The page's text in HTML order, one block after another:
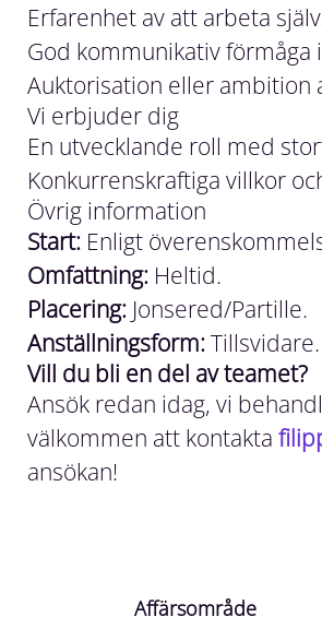
Erfarenhet av att arbeta
God kommunikativ förmåga
Auktorisation eller ambition
Vi erbjuder dig
En utvecklande roll med
Konkurrenskraftiga villkor
Övrig information
Start: Enligt
Omfattning: Heltid.
Placering: Jonsered/Partille.
Anställningsform:Tillsvidare.
Vill du bli en del av teamet?
Ansök redan idag, vi
välkommen att kontakta
ansökan!
Affärsområde